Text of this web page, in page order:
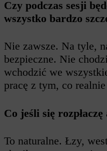
Czy podczas sesji
wszystko bardzo
Nie zawsze. Na tyle,
bezpieczne. Nie
wchodzić we
pracę z tym, co
Co jeśli się
To naturalne. Łzy,